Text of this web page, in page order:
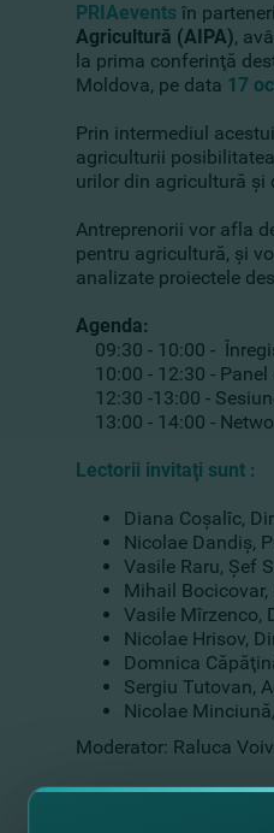
PRIAevents în
Agricultură (AIPA),
la prima conferinţă
Moldova, pe data 17
Prin intermediul
agriculturii
urilor din agricultură şi
Antreprenorii vor afla
pentru agricultură, şi
analizate proiectele
Agenda:
09:30 - 10:00 -
10:00 - 12:30 - Panel
12:30 -13:00 -
13:00 - 14:00 -
Lectorii invitaţi sunt :
Diana Coşalîc,
Nicolae Dandiş,
Vasile Raru, Şef
Mihail
Vasile Mîrzenco,
Nicolae Hrisov,
Domnica
Sergiu Tutovan,
Nicolae
Moderator: Raluca